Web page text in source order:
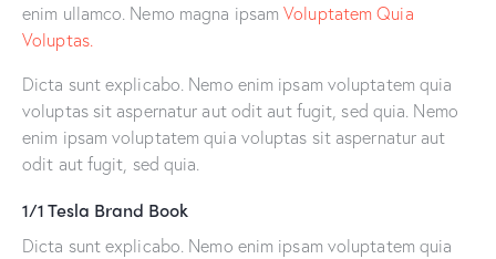
enim ullamco. Nemo magna ipsamVoluptatem Quia
Voluptas.
Dicta sunt explicabo. Nemo enim ipsam voluptatem quia
voluptas sit aspernatur aut odit aut fugit, sed quia. Nemo
enim ipsam voluptatem quia voluptas sit aspernatur aut
odit aut fugit, sed quia.
1/1 Tesla Brand Book
Dicta sunt explicabo. Nemo enim ipsam voluptatem quia